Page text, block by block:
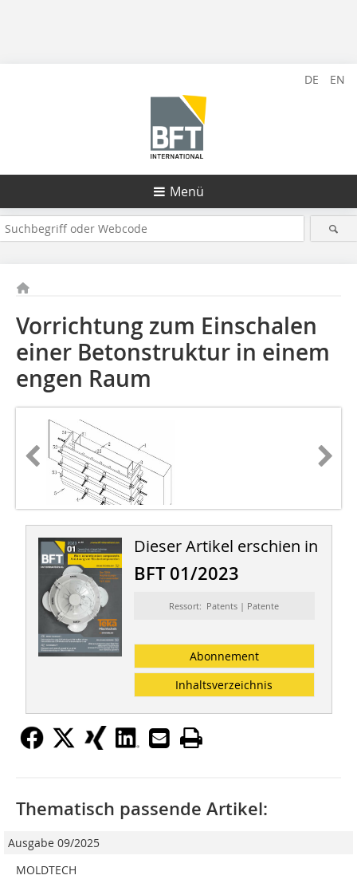
DE EN
Menü
Vorrichtung zum Einschalen
einer Betonstruktur in einem
engen Raum
Dieser Artikel erschien in
BFT 01/2023
Ressort: Patents | Patente
Abonnement
Inhaltsverzeichnis
Thematisch passende Artikel:
Ausgabe 09/2025
MOLDTECH